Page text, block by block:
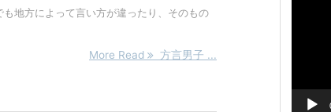
地方によって言い方が違ったり、そのもの
More Read 方言男子 ...